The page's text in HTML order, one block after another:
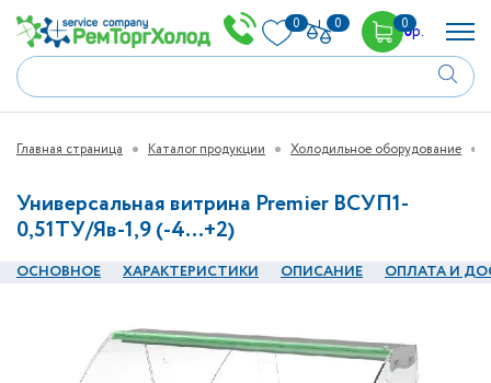
0 0 00р.
Главная страница Каталог продукции Холодильное оборудование
Универсальная витрина Premier ВСУП1-
0,51ТУ/Яв-1,9 (-4…+2)
ОСНОВНОЕ ХАРАКТЕРИСТИКИ ОПИСАНИЕ ОПЛАТА И